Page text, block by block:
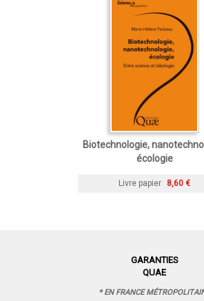
Biotechnologie,
écologie
Livre papier 8,60 €
GARANTIES
QUAE
* EN FRANCE